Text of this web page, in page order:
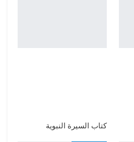
كتاب السيرة النبوية